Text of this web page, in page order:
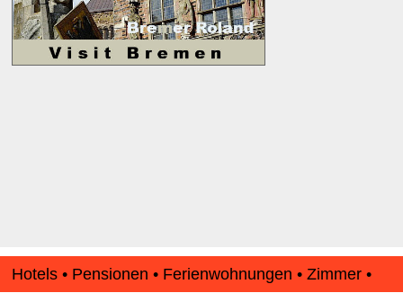
Hotels • Pensionen • Ferienwohnungen • Zimmer •